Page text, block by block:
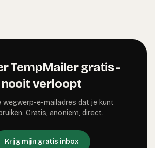
TempMailer gratis -
nooit verloopt
wegwerp-e-mailadres dat je kunt
Gratis, anoniem, direct.
Krijg mijn gratis inbox